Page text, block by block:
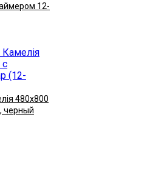
12-
480х800
черный